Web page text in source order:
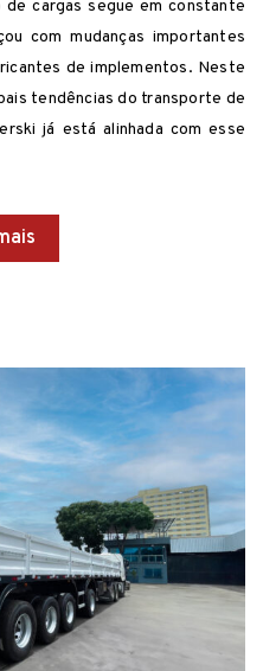
cargas segue em constante
com mudanças importantes
de implementos. Neste
tendências do transporte de
já está alinhada com esse